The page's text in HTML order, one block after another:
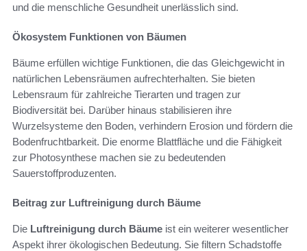
und die menschliche Gesundheit unerlässlich sind.
Ökosystem Funktionen von Bäumen
Bäume erfüllen wichtige Funktionen, die das Gleichgewicht in
natürlichen Lebensräumen aufrechterhalten. Sie bieten
Lebensraum für zahlreiche Tierarten und tragen zur
Biodiversität bei. Darüber hinaus stabilisieren ihre
Wurzelsysteme den Boden, verhindern Erosion und fördern die
Bodenfruchtbarkeit. Die enorme Blattfläche und die Fähigkeit
zur Photosynthese machen sie zu bedeutenden
Sauerstoffproduzenten.
Beitrag zur Luftreinigung durch Bäume
Die Luftreinigung durch Bäume ist ein weiterer wesentlicher
Aspekt ihrer ökologischen Bedeutung. Sie filtern Schadstoffe